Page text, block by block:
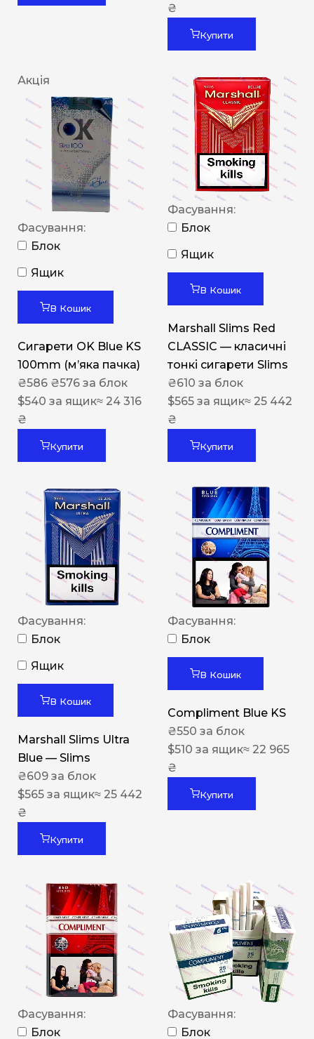
₴
Купити
Акція
Фасування:
Блок
Ящик
В Кошик
Сигарети OK Blue KS
100mm (м’яка пачка)
₴586 ₴576 за блок
$540 за ящик≈ 24 316
₴
Купити
Фасування:
Блок
Ящик
В Кошик
Marshall Slims Red
CLASSIC — класичні
тонкі сигарети Slims
₴610 за блок
$565 за ящик≈ 25 442
₴
Купити
Фасування:
Блок
Ящик
В Кошик
Marshall Slims Ultra
Blue — Slims
₴609 за блок
$565 за ящик≈ 25 442
₴
Купити
Фасування:
Блок
В Кошик
Compliment Blue KS
₴550 за блок
$510 за ящик≈ 22 965
₴
Купити
Фасування:
Блок
Фасування:
Блок